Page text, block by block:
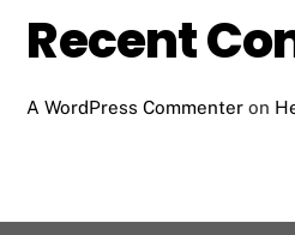
Recent
A WordPress Commenter on